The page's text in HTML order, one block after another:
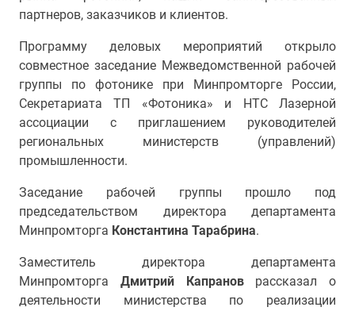
партнеров, заказчиков и клиентов.
Программу деловых мероприятий открыло
совместное заседание Межведомственной рабочей
группы по фотонике при Минпромторге России,
Секретариата ТП «Фотоника» и НТС Лазерной
ассоциации с приглашением руководителей
региональных министерств (управлений)
промышленности.
Заседание рабочей группы прошло под
председательством директора департамента
Минпромторга Константина Тарабрина.
Заместитель директора департамента
Минпромторга Дмитрий Капрановрассказал о
деятельности министерства по реализации